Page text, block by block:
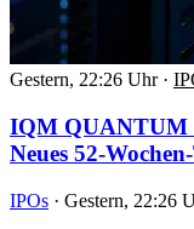
Gestern, 22:26 Uhr ·
IQM QUANTUM
Neues 52-
IPOs · Gestern, 22:26